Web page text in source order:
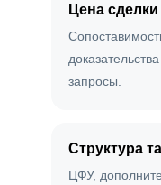
Цена
запросы.
Структура
ЦФУ,